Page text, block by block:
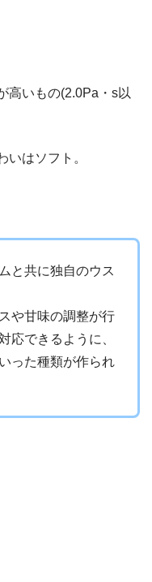
高いもの(2.0Pa・s以
いはソフト。
と共に独自のウス
や甘味の調整が行
応できるように、
った種類が作られ